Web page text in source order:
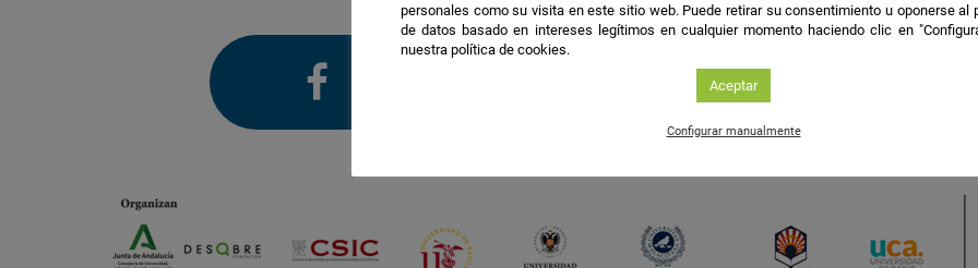
Conoce todas las novedades en redes con el
personales como su visita en este sitio web. Puede retirar su consentimiento u oponerse al
de datos basado en intereses legítimos en cualquier momento haciendo clic en
nuestra política de cookies.
Aceptar
Configurar manualmente